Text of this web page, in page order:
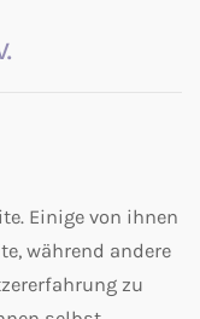
Einige von ihnen
während andere
zu